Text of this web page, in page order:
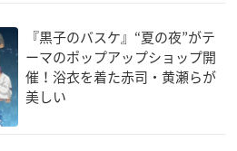
『黒子のバスケ』“夏の夜”がテ
ーマのポップアップショップ開
催！浴衣を着た赤司・黄瀬らが
美しい